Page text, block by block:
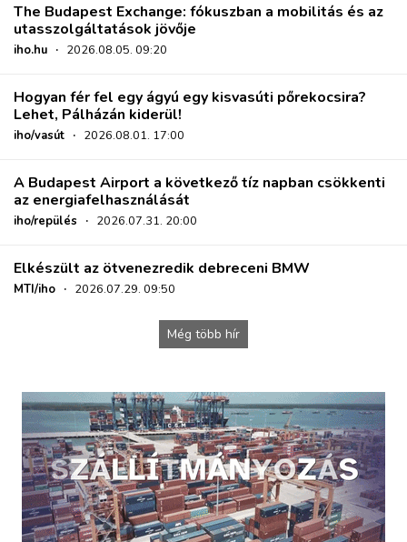
The Budapest Exchange: fókuszban a mobilitás és az
utasszolgáltatások jövője
iho.hu · 2026.08.05. 09:20
Hogyan fér fel egy ágyú egy kisvasúti pőrekocsira?
Lehet, Pálházán kiderül!
iho/vasút · 2026.08.01. 17:00
A Budapest Airport a következő tíz napban csökkenti
az energiafelhasználását
iho/repülés · 2026.07.31. 20:00
Elkészült az ötvenezredik debreceni BMW
MTI/iho · 2026.07.29. 09:50
Még több hír